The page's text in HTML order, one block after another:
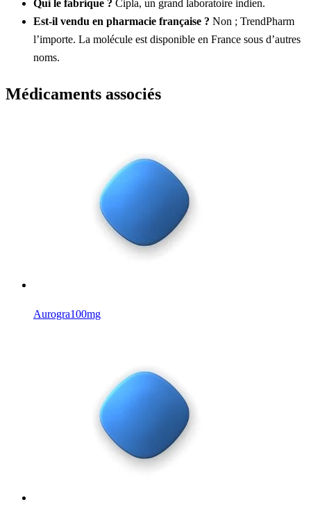
Qui le fabrique ? Cipla, un grand laboratoire indien.
Est-il vendu en pharmacie française ? Non ; TrendPharm
l’importe. La molécule est disponible en France sous d’autres
noms.
Médicaments associés
Aurogra100mg